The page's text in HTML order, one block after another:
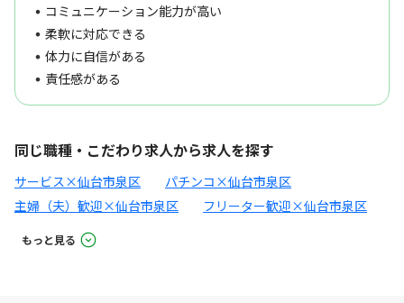
コミュニケーション能力が高い
柔軟に対応できる
体力に自信がある
責任感がある
同じ職種・こだわり求人から求人を探す
サービス×仙台市泉区
パチンコ×仙台市泉区
主婦（夫）歓迎×仙台市泉区
フリーター歓迎×仙台市泉区
もっと見る